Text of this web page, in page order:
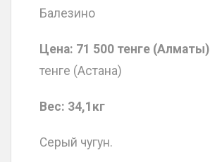
Балезино
Цена: 71 500 тенге (Алматы)
тенге (Астана)
Вес: 34,1кг
Серый чугун.